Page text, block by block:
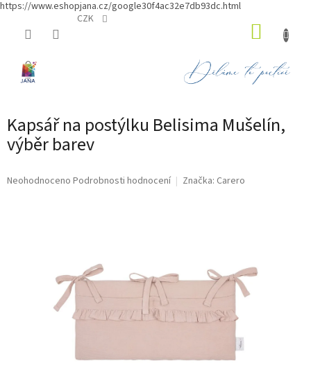
https://www.eshopjana.cz/google30f4ac32e7db93dc.html
CZK
Kapsář na postýlku Belisima Mušelín,
výběr barev
Průměrné
Neohodnoceno Podrobnosti hodnocení Značka: Carero